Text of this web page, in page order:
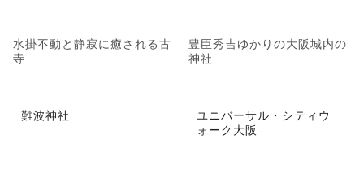
水掛不動と静寂に癒される古
寺
豊臣秀吉ゆかりの大阪城内の
神社
難波神社
ユニバーサル・シティウ
ォーク大阪